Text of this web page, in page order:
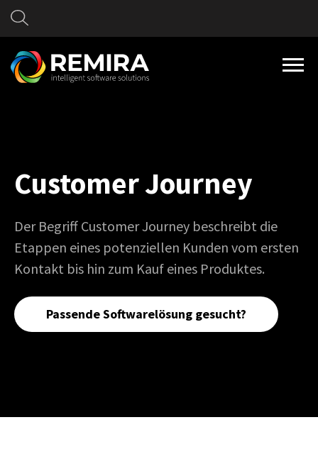
Customer Journey
Der Begriff Customer Journey beschreibt die
Etappen eines potenziellen Kunden vom ersten
Kontakt bis hin zum Kauf eines Produktes.
Passende Softwarelösung gesucht?